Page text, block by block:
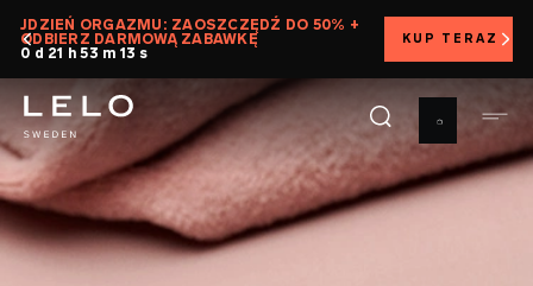
Przejdź
do
treści
KUP TERAZ
WYPRÓBUJ PRODUKTY LELO BEZ RYZYKA W
DNIOWEGO PROGRAMU GWARANCJI SATYSFAKCJI